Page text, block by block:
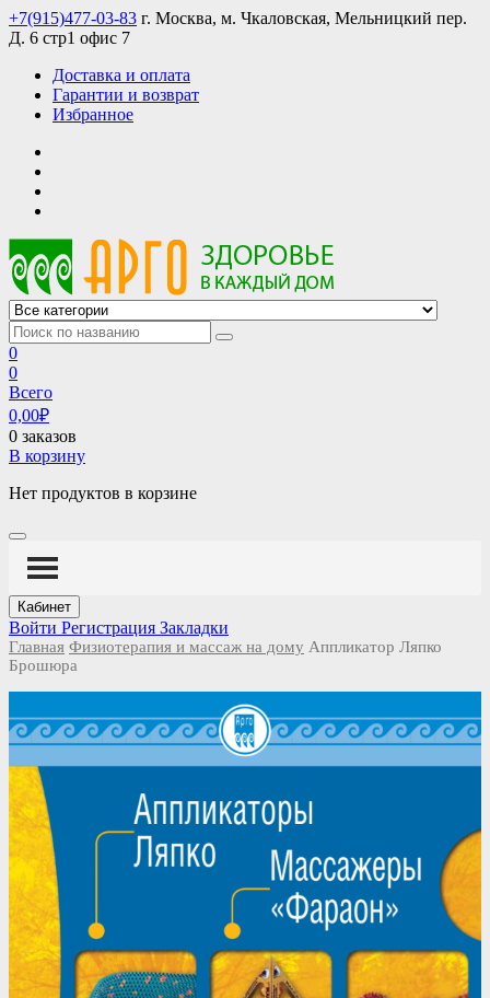
Skip
to
+7(915)477-03-83 г. Москва, м. Чкаловская, Мельницкий пер.
Д. 6 стр1 офис 7
Доставка и оплата
Гарантии и возврат
Избранное
АРГО интернет магазин, доставка в Москве и по всей России
АРГО каталог каталог продукции, официальные цены
0
0
Всего
0,00₽
0 заказов
В корзину
Нет продуктов в корзине
Кабинет
Войти Регистрация Закладки
Главная Физиотерапия и массаж на дому Аппликатор Ляпко
Брошюра